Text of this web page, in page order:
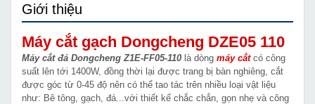
Giới thiệu
Máy cắt gạch Dongcheng DZE05 110
Máy cắt đá Dongcheng Z1E-FF05-110 là dòng máy cắtcó công
suất lên tới 1400W, đồng thời lại được trang bị bàn nghiêng, cắt
được góc từ 0-45 độ nên có thể tao tác trên nhiều loại vật liệu
như: Bê tông, gạch, đá...với thiết kế chắc chắn, gọn nhẹ và công